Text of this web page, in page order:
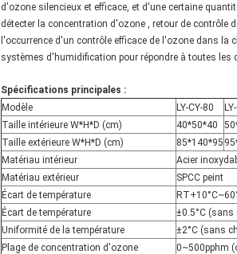
d'ozone silencieux et efficace, et d'une certaine
détecter la concentration d'ozone , retour de contrôle
l'occurrence d'un contrôle efficace de l'ozone dans la
systèmes d'humidification pour répondre à toutes les
Spécifications principales :
Modèle
LY-CY-80
Taille intérieure W*H*D (cm)
40*50*40
Taille extérieure W*H*D (cm)
85*140*95
Matériau intérieur
Acier
Matériau extérieur
SPCC peint
Écart de température
Écart de température
±0.5°C (sans
Uniformité de la température
±2°C (sans
Plage de concentration d'ozone
0~500pphm